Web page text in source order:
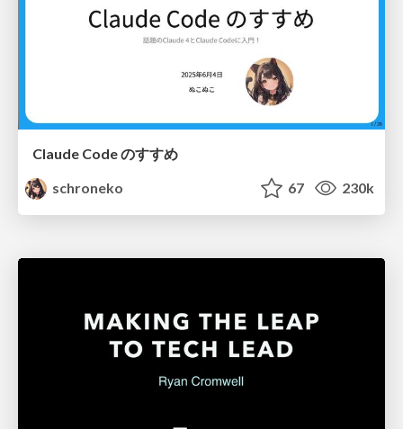
Claude Code のすすめ
schroneko
67 230k